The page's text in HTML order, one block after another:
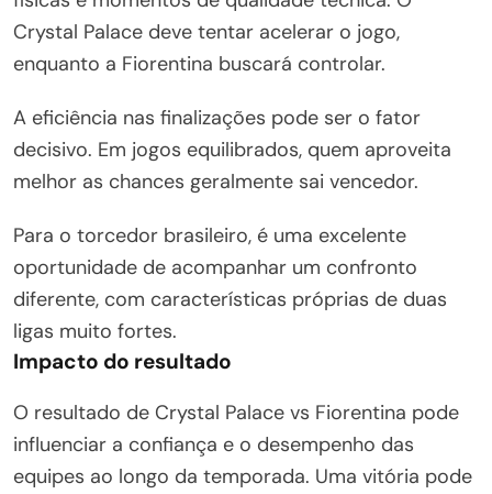
Crystal Palace deve tentar acelerar o jogo,
enquanto a Fiorentina buscará controlar.
A eficiência nas finalizações pode ser o fator
decisivo. Em jogos equilibrados, quem aproveita
melhor as chances geralmente sai vencedor.
Para o torcedor brasileiro, é uma excelente
oportunidade de acompanhar um confronto
diferente, com características próprias de duas
ligas muito fortes.
Impacto do resultado
O resultado de Crystal Palace vs Fiorentina pode
influenciar a confiança e o desempenho das
equipes ao longo da temporada. Uma vitória pode